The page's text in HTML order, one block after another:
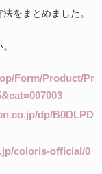
をまとめました。
Form/Product/Pr
dp/B0DLPD
coloris-official/0